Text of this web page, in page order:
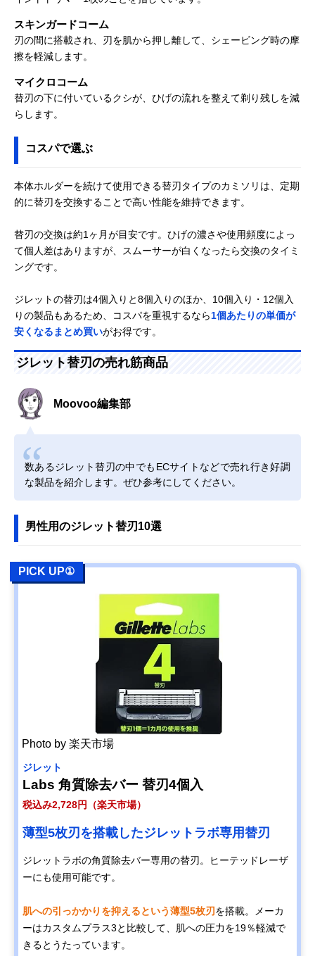
スキンガードコーム
刃の間に搭載され、刃を肌から押し離して、シェービング時の摩
擦を軽減します。
マイクロコーム
替刃の下に付いているクシが、ひげの流れを整えて剃り残しを減
らします。
コスパで選ぶ
本体ホルダーを続けて使用できる替刃タイプのカミソリは、定期
的に替刃を交換することで高い性能を維持できます。
替刃の交換は約1ヶ月が目安です。ひげの濃さや使用頻度によっ
て個人差はありますが、スムーサーが白くなったら交換のタイミ
ングです。
ジレットの替刃は4個入りと8個入りのほか、10個入り・12個入
りの製品もあるため、コスパを重視するなら1個あたりの単価が
安くなるまとめ買いがお得です。
ジレット替刃の売れ筋商品
Moovoo編集部
数あるジレット替刃の中でもECサイトなどで売れ行き好調
な製品を紹介します。ぜひ参考にしてください。
男性用のジレット替刃10選
PICK UP①
Photo by 楽天市場
ジレット
Labs​ 角質除去バー 替刃4個入
税込み2,728円（楽天市場）
薄型5枚刃を搭載したジレットラボ専用替刃
ジレットラボの角質除去バー専用の替刃。ヒーテッドレーザ
ーにも使用可能です。
肌への引っかかりを抑えるという薄型5枚刃を搭載。メーカ
ーはカスタムプラス3と比較して、肌への圧力を19％軽減で
きるとうたっています。